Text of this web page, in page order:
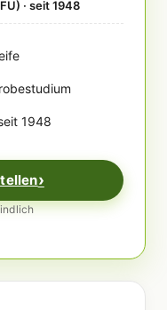
· seit 1948
1948